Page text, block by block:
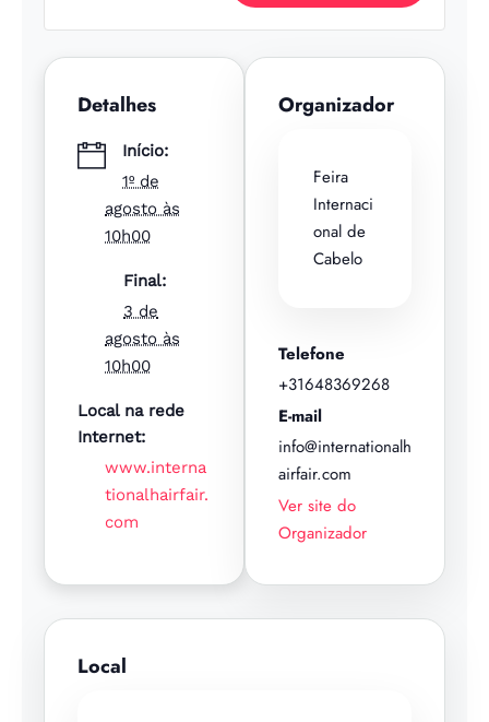
t
d
Detalhes
Início:
1º de
agosto às
10h00
Final:
3 de
agosto às
10h00
Local na rede
Internet:
www.interna
tionalhairfair.
com
Local
Organizador
Feira
Internaci
onal de
Cabelo
Telefone
+31648369268
E-mail
info@internationalh
airfair.com
Ver site do
Organizador